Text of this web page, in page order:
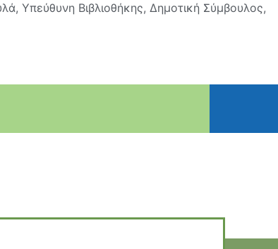
Υπεύθυνη Βιβλιοθήκης, Δημοτική Σύμβουλος,